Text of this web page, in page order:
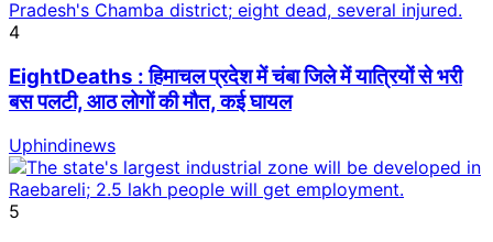
4
EightDeaths : हिमाचल प्रदेश में चंबा जिले में यात्रियों से भरी
बस पलटी, आठ लोगों की मौत, कई घायल
Uphindinews
5